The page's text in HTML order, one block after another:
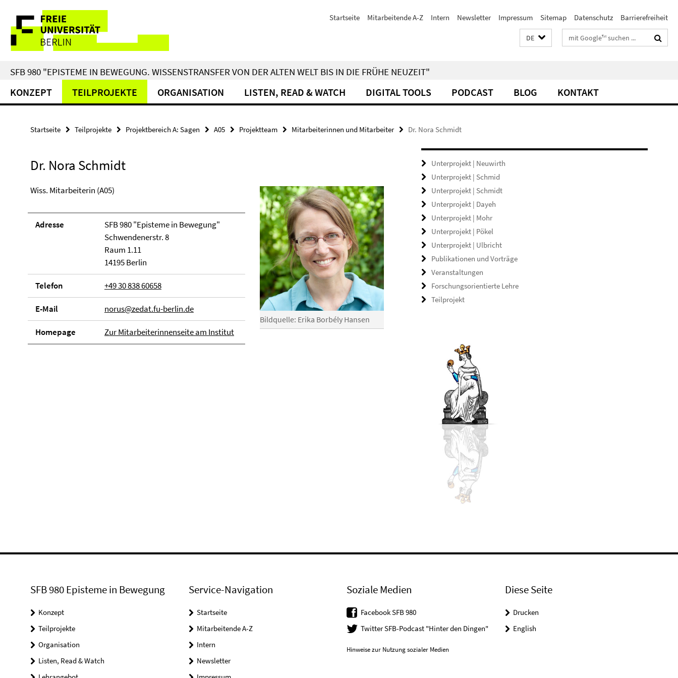
direkt
Inhalt
Service-
Navigation
Startseite Mitarbeitende A-Z Intern Newsletter Impressum Sitemap Datenschutz Barrierefreiheit
DE Suchbegriffe
SFB 980 "EPISTEME IN BEWEGUNG. WISSENSTRANSFER VON DER ALTEN WELT BIS IN DIE FRÜHE NEUZEIT"
KONZEPT TEILPROJEKTE ORGANISATION LISTEN, READ & WATCH DIGITAL TOOLS PODCAST BLOG KONTAKT
Startseite Teilprojekte Projektbereich A: Sagen A05 Projektteam Mitarbeiterinnen und Mitarbeiter Dr. Nora Schmidt
Dr. Nora Schmidt
Bildquelle: Erika Borbély Hansen
Wiss. Mitarbeiterin (A05)
Adresse
SFB 980 "Episteme in Bewegung"
Schwendenerstr. 8
Raum 1.11
14195 Berlin
Telefon +49 30 838 60658
E-Mail norus@zedat.fu-berlin.de
Homepage Zur Mitarbeiterinnenseite am Institut
Unterprojekt | Neuwirth
Unterprojekt | Schmid
Unterprojekt | Schmidt
Unterprojekt | Dayeh
Unterprojekt | Mohr
Unterprojekt | Pökel
Unterprojekt | Ulbricht
Publikationen und Vorträge
Veranstaltungen
Forschungsorientierte Lehre
Teilprojekt
SFB 980 Episteme in Bewegung
Konzept
Teilprojekte
Organisation
Listen, Read & Watch
Service-Navigation
Startseite
Mitarbeitende A-Z
Intern
Newsletter
Soziale Medien
Facebook SFB 980
Twitter SFB-Podcast "Hinter den Dingen"
Hinweise zur Nutzung sozialer Medien
Diese Seite
Drucken
English